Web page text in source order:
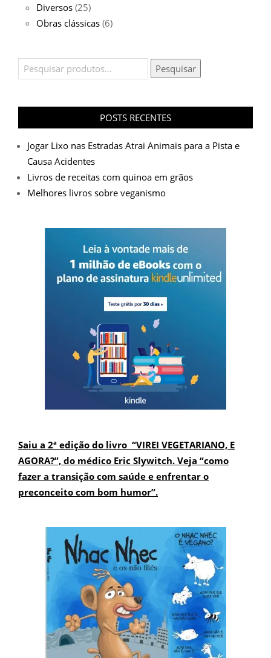
Diversos (25)
Obras clássicas (6)
Pesquisar
por:
Pesquisar
POSTS RECENTES
Jogar Lixo nas Estradas Atrai Animais para a Pista e
Causa Acidentes
Livros de receitas com quinoa em grãos
Melhores livros sobre veganismo
Saiu a 2ª edição do livro “VIREI VEGETARIANO, E
AGORA?”, do médico Eric Slywitch. Veja “como
fazer a transição com saúde e enfrentar o
preconceito com bom humor”.